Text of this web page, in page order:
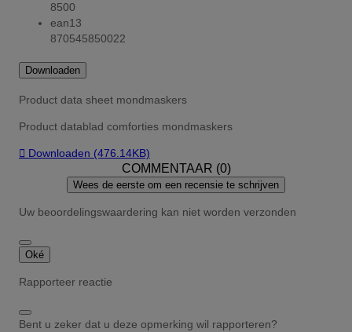
8500
ean13
870545850022
Downloaden
Product data sheet mondmaskers
Product datablad comforties mondmaskers
 Downloaden (476.14KB)
COMMENTAAR (0)
Wees de eerste om een recensie te schrijven
Uw beoordelingswaardering kan niet worden verzonden
Oké
Rapporteer reactie
Bent u zeker dat u deze opmerking wil rapporteren?